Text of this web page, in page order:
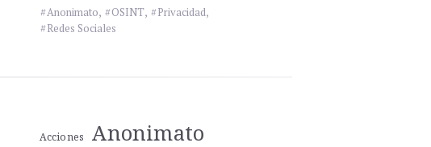
Anonimato, OSINT, Privacidad,
Redes Sociales
Acciones Anonimato